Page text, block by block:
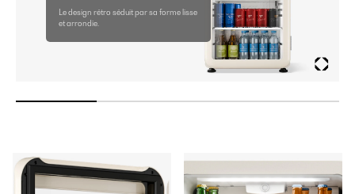
Le design rétro séduit par sa forme lisse
et arrondie.